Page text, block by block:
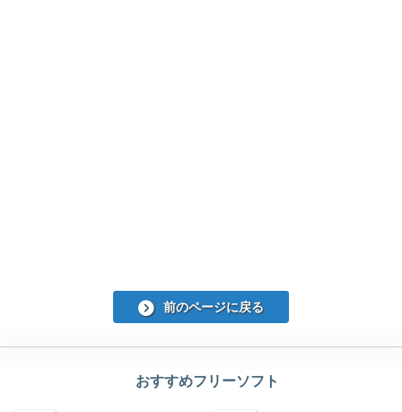
前のページに戻る
おすすめフリーソフト